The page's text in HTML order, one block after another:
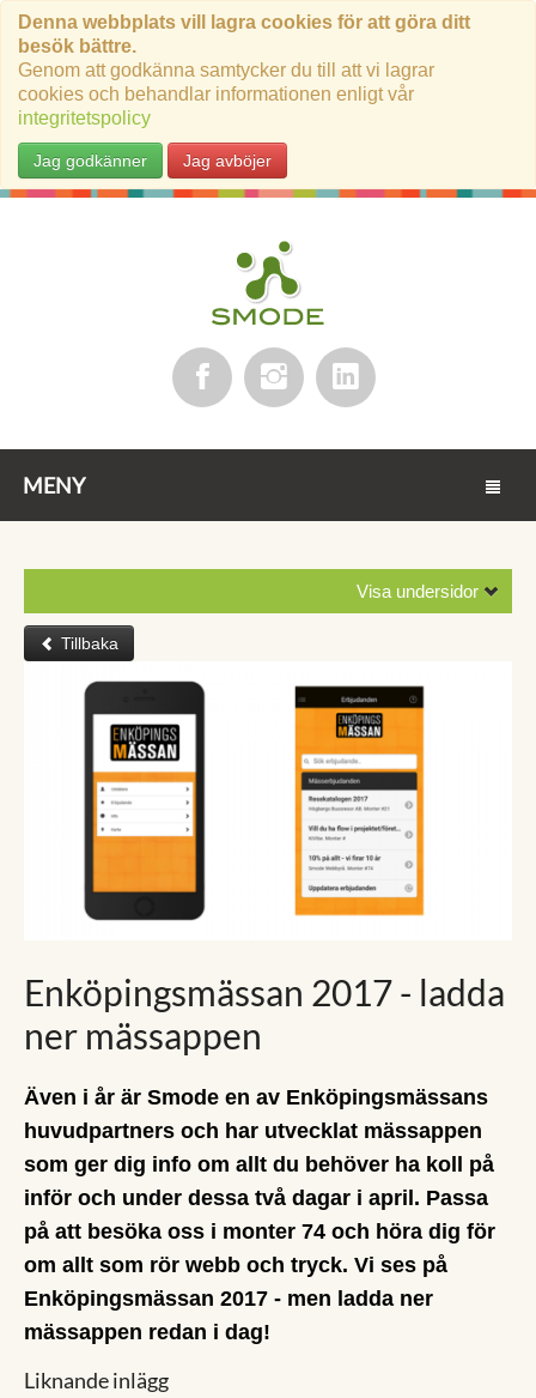
Denna webbplats vill lagra cookies för att göra ditt
besök bättre.
Genom att godkänna samtycker du till att vi lagrar
cookies och behandlar informationen enligt vår
integritetspolicy
Jag godkänner Jag avböjer
MENY
Visa undersidor
Tillbaka
Enköpingsmässan 2017 - ladda
ner mässappen
Även i år är Smode en av Enköpingsmässans
huvudpartners och har utvecklat mässappen
som ger dig info om allt du behöver ha koll på
inför och under dessa två dagar i april. Passa
på att besöka oss i monter 74 och höra dig för
om allt som rör webb och tryck. Vi ses på
Enköpingsmässan 2017 - men ladda ner
mässappen redan i dag!
Liknande inlägg